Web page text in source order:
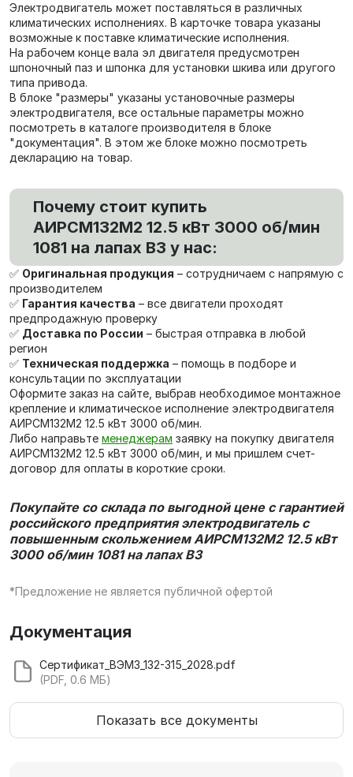
Электродвигатель может поставляться в различных
климатических исполнениях. В карточке товара указаны
возможные к поставке климатические исполнения.
На рабочем конце вала эл двигателя предусмотрен
шпоночный паз и шпонка для установки шкива или другого
типа привода.
В блоке "размеры" указаны установочные размеры
электродвигателя, все остальные параметры можно
посмотреть в каталоге производителя в блоке
"документация". В этом же блоке можно посмотреть
декларацию на товар.
Почему стоит купить
АИРCМ132M2 12.5 кВт 3000 об/мин
1081 на лапах В3 у нас:
✅ Оригинальная продукция – сотрудничаем с напрямую с
производителем
✅ Гарантия качества – все двигатели проходят
предпродажную проверку
✅ Доставка по России – быстрая отправка в любой
регион
✅ Техническая поддержка – помощь в подборе и
консультации по эксплуатации
Оформите заказ на сайте, выбрав необходимое монтажное
крепление и климатическое исполнение электродвигателя
АИРCМ132M2 12.5 кВт 3000 об/мин.
Либо направьте менеджерам заявку на покупку двигателя
АИРCМ132M2 12.5 кВт 3000 об/мин, и мы пришлем счет-
договор для оплаты в короткие сроки.
Покупайте со склада по выгодной цене с гарантией
российского предприятия электродвигатель с
повышенным скольжениемАИРCМ132M2 12.5 кВт
3000 об/мин 1081 на лапах В3
*Предложение не является публичной офертой
Документация
Сертификат_ВЭМЗ_132-315_2028.pdf
(PDF, 0.6 МБ)
Показать все документы